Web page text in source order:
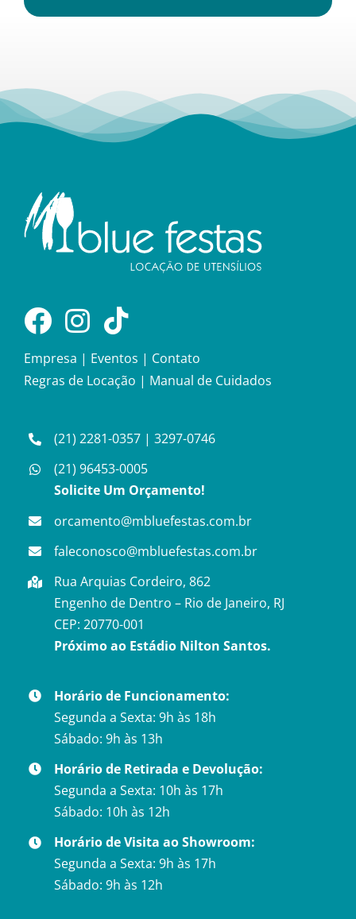
Empresa | Eventos | Contato
Regras de Locação | Manual de Cuidados
(21) 2281-0357 |3297-0746
(21) 96453-0005
Solicite Um Orçamento!
orcamento@mbluefestas.com.br
faleconosco@mbluefestas.com.br
Rua Arquias Cordeiro, 862
Engenho de Dentro – Rio de Janeiro, RJ
CEP: 20770-001
Próximo ao Estádio Nilton Santos.
Horário de Funcionamento:
Segunda a Sexta: 9h às 18h
Sábado: 9h às 13h
Horário de Retirada e Devolução:
Segunda a Sexta: 10h às 17h
Sábado: 10h às 12h
Horário de Visita ao Showroom:
Segunda a Sexta: 9h às 17h
Sábado: 9h às 12h